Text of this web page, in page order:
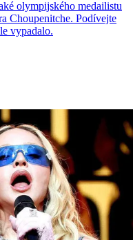
olympijského medailistu
Choupenitche. Podívejte
vypadalo.